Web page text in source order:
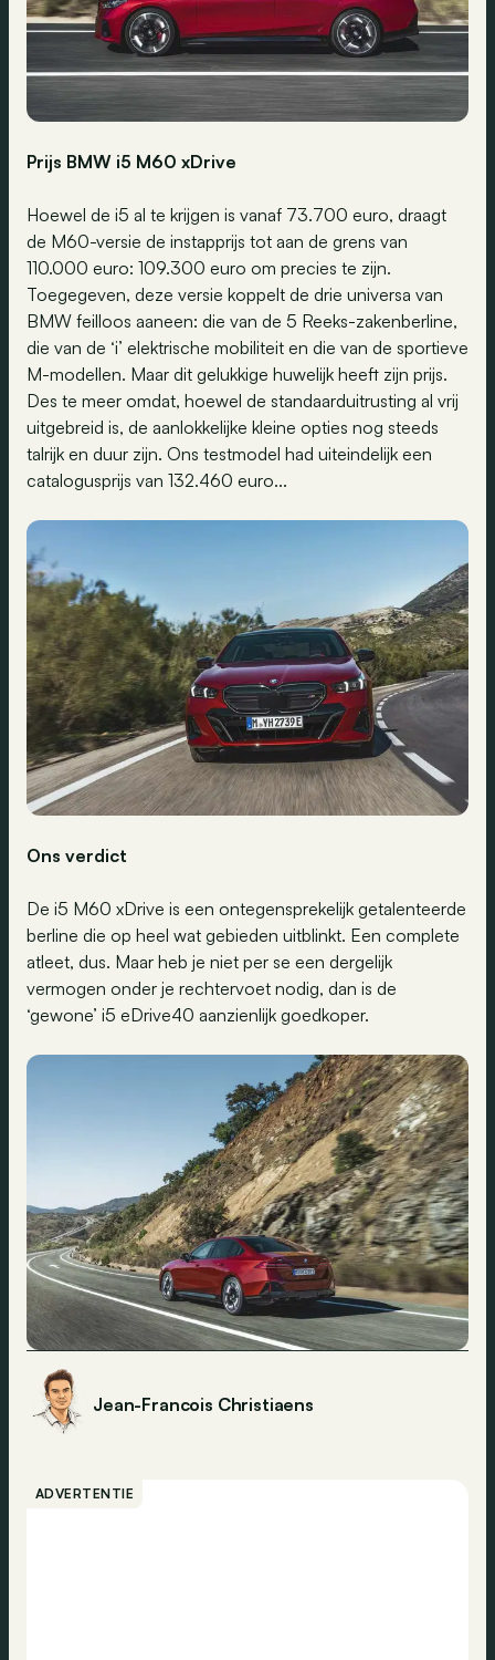
Prijs BMW i5 M60 xDrive
Hoewel de i5 al te krijgen is vanaf 73.700 euro, draagt
de M60-versie de instapprijs tot aan de grens van
110.000 euro: 109.300 euro om precies te zijn.
Toegegeven, deze versie koppelt de drie universa van
BMW feilloos aaneen: die van de 5 Reeks-zakenberline,
die van de ‘i’ elektrische mobiliteit en die van de sportieve
M-modellen. Maar dit gelukkige huwelijk heeft zijn prijs.
Des te meer omdat, hoewel de standaarduitrusting al vrij
uitgebreid is, de aanlokkelijke kleine opties nog steeds
talrijk en duur zijn. Ons testmodel had uiteindelijk een
catalogusprijs van 132.460 euro...
Ons verdict
De i5 M60 xDrive is een ontegensprekelijk getalenteerde
berline die op heel wat gebieden uitblinkt. Een complete
atleet, dus. Maar heb je niet per se een dergelijk
vermogen onder je rechtervoet nodig, dan is de
‘gewone’ i5 eDrive40 aanzienlijk goedkoper.
Jean-Francois Christiaens
ADVERTENTIE